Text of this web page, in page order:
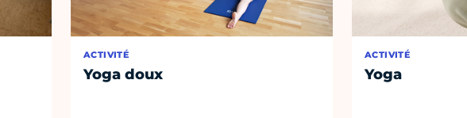
ACTIVITÉ
Yoga doux
ACTIVITÉ
Yoga